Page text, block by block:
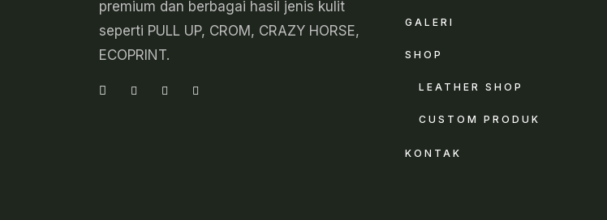
premium dan berbagai hasil jenis kulit
seperti PULL UP, CROM, CRAZY HORSE,
ECOPRINT.
GALERI
SHOP
LEATHER SHOP
CUSTOM PRODUK
KONTAK